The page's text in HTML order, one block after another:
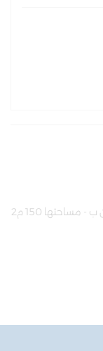
شقة طابق ثالث في منطقة ياجوز - تنظيمها سكن ب - مساحتها 150 م2